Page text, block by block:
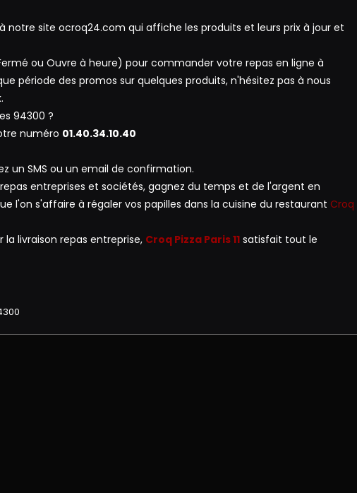
notre site ocroq24.com qui affiche les produits et leurs prix à jour et
ou Ouvre à heure) pour commander votre repas en ligne à
période des promos sur quelques produits, n'hésitez pas à nous
94300 ?
numéro 01.40.34.10.40
un SMS ou un email de confirmation.
entreprises et sociétés, gagnez du temps et de l'argent en
l'on s'affaire à régaler vos papilles dans la cuisine du restaurant Croq
livraison repas entreprise, Croq Pizza Paris 11 satisfait tout le